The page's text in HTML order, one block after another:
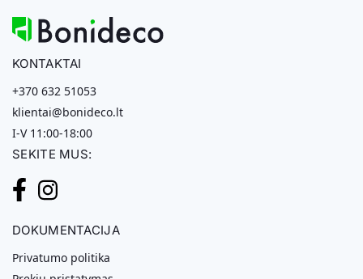
KONTAKTAI
+370 632 51053
klientai@bonideco.lt
I-V 11:00-18:00
SEKITE MUS:
DOKUMENTACIJA
Privatumo politika